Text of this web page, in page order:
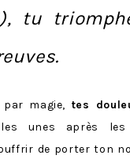
tu
par magie, tes
unes après les
de porter ton